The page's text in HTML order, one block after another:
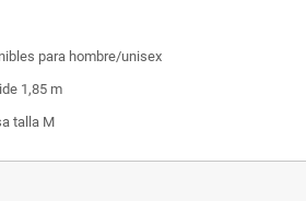
para hombre/unisex
1,85 m
talla M